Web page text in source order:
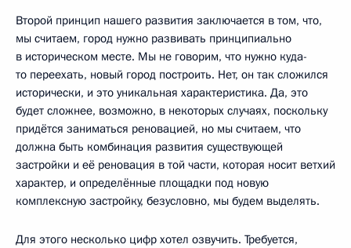
Второй принцип нашего развития заключается в том, что,
мы считаем, город нужно развивать принципиально
в историческом месте. Мы не говорим, что нужно куда-
то переехать, новый город построить. Нет, он так сложился
исторически, и это уникальная характеристика. Да, это
будет сложнее, возможно, в некоторых случаях, поскольку
придётся заниматься реновацией, но мы считаем, что
должна быть комбинация развития существующей
застройки и её реновация в той части, которая носит ветхий
характер, и определённые площадки под новую
комплексную застройку, безусловно, мы будем выделять.
Для этого несколько цифр хотел озвучить. Требуется,